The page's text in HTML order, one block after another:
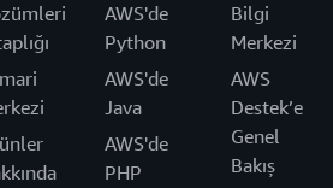
AWS'de
Python
AWS'de
Java
AWS'de
PHP
Bilgi
Merkezi
AWS
Destek’e
Genel
Bakış